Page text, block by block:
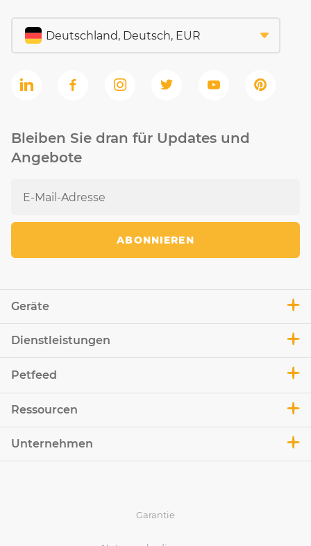
Geräte
Dienstleistungen
Petfeed
Ressourcen
Unternehmen
Bleiben Sie dran für Updates und
Angebote
ABONNIEREN
Garantie